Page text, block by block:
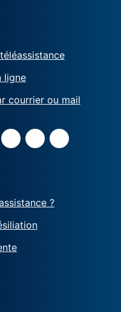
ligne
courrier ou mail
?